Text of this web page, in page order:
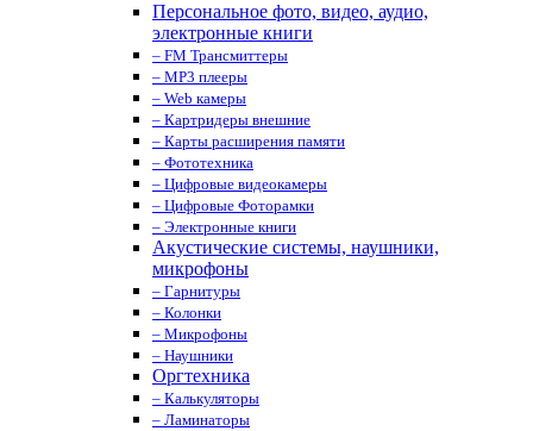
Персональное фото, видео, аудио,
электронные книги
– FM Трансмиттеры
– MP3 плееры
– Web камеры
– Картридеры внешние
– Карты расширения памяти
– Фототехника
– Цифровые видеокамеры
– Цифровые Фоторамки
– Электронные книги
Акустические системы, наушники,
микрофоны
– Гарнитуры
– Колонки
– Микрофоны
– Наушники
Оргтехника
– Калькуляторы
– Ламинаторы